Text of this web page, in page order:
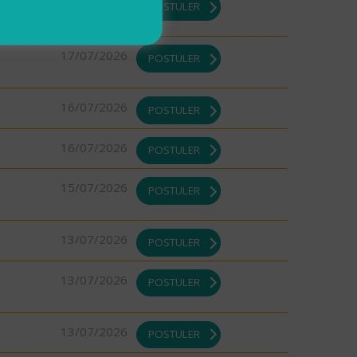
POSTULER
17/07/2026 POSTULER
16/07/2026 POSTULER
16/07/2026 POSTULER
15/07/2026 POSTULER
13/07/2026 POSTULER
13/07/2026 POSTULER
13/07/2026 POSTULER